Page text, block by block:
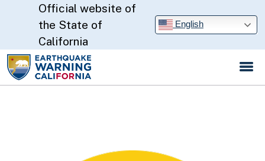
Skip
CA.gov
Official website of
the State of
California
English